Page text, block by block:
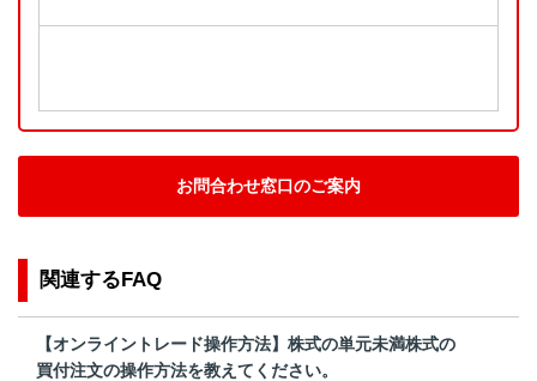
お問合わせ窓口のご案内
関連するFAQ
【オンライントレード操作方法】株式の単元未満株式の
買付注文の操作方法を教えてください。